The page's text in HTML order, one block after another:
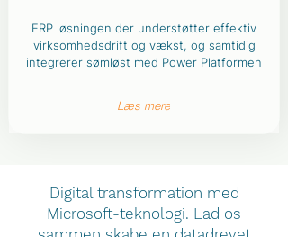
ERP løsningen der understøtter effektiv
virksomhedsdrift og vækst, og samtidig
integrerer sømløst med Power Platformen
Læs mere
Digital transformation med
Microsoft-teknologi. Lad os